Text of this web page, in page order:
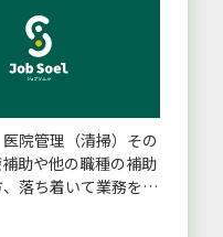
院管理（清掃）その
助や他の職種の補助
落ち着いて業務を